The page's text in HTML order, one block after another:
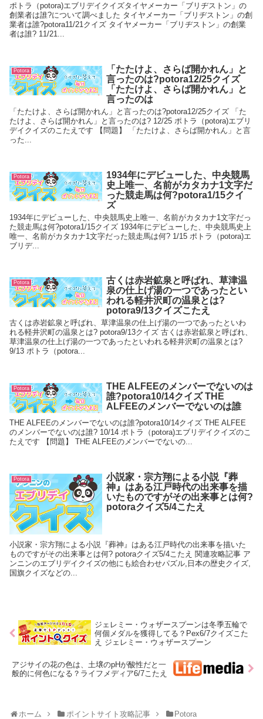
ポトラ（potora)エブリデイクイズタイヤメーカー「ブリヂストン」の
創業者は誰?について調べました タイヤメーカー「ブリヂストン」の創
業者は誰?potora11/21クイズ タイヤメーカー「ブリヂストン」の創業
者は誰? 11/21...
Potora
「たたけよ、さらば開かれん」と
言ったのは?potora12/25クイズ
「たたけよ、さらば開かれん」と
言ったのは
「たたけよ、さらば開かれん」と言ったのは?potora12/25クイズ 「た
たけよ、さらば開かれん」と言ったのは? 12/25 ポトラ（potora)エブリ
デイクイズのこたえです 【問題】 「たたけよ、さらば開かれん」と言
った...
Potora
1934年にデビューした、中央競馬
史上唯一、名前がカタカナ1文字だ
った競走馬は何?potora1/15クイ
ズ
1934年にデビューした、中央競馬史上唯一、名前がカタカナ1文字だっ
た競走馬は何?potora1/15クイズ 1934年にデビューした、中央競馬史上
唯一、名前がカタカナ1文字だった競走馬は何? 1/15 ポトラ（potora)エ
ブリデ...
Potora
古くは赤岩鉱泉と呼ばれ、草津温
泉の仕上げ湯の一つであったとい
われる軽井沢町の温泉とは?
potora9/13クイズこたえ
古くは赤岩鉱泉と呼ばれ、草津温泉の仕上げ湯の一つであったといわ
れる軽井沢町の温泉とは? potora9/13クイズ 古くは赤岩鉱泉と呼ばれ、
草津温泉の仕上げ湯の一つであったといわれる軽井沢町の温泉とは?
9/13 ポトラ（potora...
Potora
THE ALFEEのメンバーでないのは
誰?potora10/14クイズ THE
ALFEEのメンバーでないのは誰
THE ALFEEのメンバーでないのは誰?potora10/14クイズ THE ALFEE
のメンバーでないのは誰? 10/14 ポトラ（potora)エブリデイクイズのこ
たえです 【問題】 THE ALFEEのメンバーでないの...
Potora
小説家・宗方翔による小説『葬
神』はある江戸時代の出来事を描
いたものですがその出来事とは何?
potoraクイズ5/4こたえ
小説家・宗方翔による小説『葬神』はある江戸時代の出来事を描いた
ものですがその出来事とは何? potoraクイズ5/4こたえ 関連攻略記事 ア
ンニンのエブリデイクイズの他にも絵合わせパズル,日本の歴史クイズ,
国旗クイズなどの...
ジェレミー・ウォザースプーンは冬季五輪で
何個メダルを獲得してる？Pex6/7クイズこた
え ジェレミー・ウォザースプーン
アジサイの花の色は、土壌のpHが酸性だと一
般的に何色になる？ライフメディア6/7こたえ
ホーム ポイントサイト攻略記事 Potora